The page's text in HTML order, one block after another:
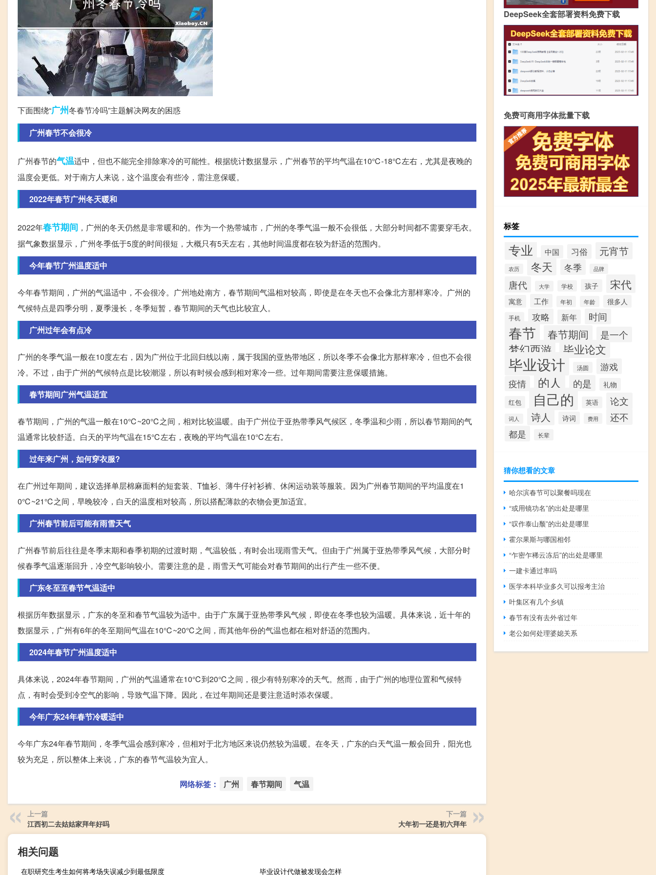
下面围绕“广州冬春节冷吗”主题解决网友的困惑
广州春节不会很冷
广州春节的气温适中，但也不能完全排除寒冷的可能性。根据统计数据显示，广州春节的平均气温在10℃-18℃左右，尤其是夜晚的
温度会更低。对于南方人来说，这个温度会有些冷，需注意保暖。
2022年春节广州冬天暖和
2022年春节期间 ，广州的冬天仍然是非常暖和的。作为一个热带城市，广州的冬季气温一般不会很低，大部分时间都不需要穿毛衣。
据气象数据显示，广州冬季低于5度的时间很短，大概只有5天左右，其他时间温度都在较为舒适的范围内。
今年春节广州温度适中
今年春节期间，广州的气温适中，不会很冷。广州地处南方，春节期间气温相对较高，即使是在冬天也不会像北方那样寒冷。广州的
气候特点是四季分明，夏季漫长，冬季短暂，春节期间的天气也比较宜人。
广州过年会有点冷
广州的冬季气温一般在10度左右，因为广州位于北回归线以南，属于我国的亚热带地区，所以冬季不会像北方那样寒冷，但也不会很
冷。不过，由于广州的气候特点是比较潮湿，所以有时候会感到相对寒冷一些。过年期间需要注意保暖措施。
春节期间广州气温适宜
春节期间，广州的气温一般在10℃~20℃之间，相对比较温暖。由于广州位于亚热带季风气候区，冬季温和少雨，所以春节期间的气
温通常比较舒适。白天的平均气温在15℃左右，夜晚的平均气温在10℃左右。
过年来广州，如何穿衣服?
在广州过年期间，建议选择单层棉麻面料的短套装、T恤衫、薄牛仔衬衫裤、休闲运动装等服装。因为广州春节期间的平均温度在1
0℃~21℃之间，早晚较冷，白天的温度相对较高，所以搭配薄款的衣物会更加适宜。
广州春节前后可能有雨雪天气
广州春节前后往往是冬季末期和春季初期的过渡时期，气温较低，有时会出现雨雪天气。但由于广州属于亚热带季风气候，大部分时
候春季气温逐渐回升，冷空气影响较小。需要注意的是，雨雪天气可能会对春节期间的出行产生一些不便。
广东冬至至春节气温适中
根据历年数据显示，广东的冬至和春节气温较为适中。由于广东属于亚热带季风气候，即使在冬季也较为温暖。具体来说，近十年的
数据显示，广州有6年的冬至期间气温在10℃~20℃之间，而其他年份的气温也都在相对舒适的范围内。
2024年春节广州温度适中
具体来说，2024年春节期间，广州的气温通常在10℃到20℃之间，很少有特别寒冷的天气。然而，由于广州的地理位置和气候特
点，有时会受到冷空气的影响，导致气温下降。因此，在过年期间还是要注意适时添衣保暖。
今年广东24年春节冷暖适中
今年广东24年春节期间，冬季气温会感到寒冷，但相对于北方地区来说仍然较为温暖。在冬天，广东的白天气温一般会回升，阳光也
较为充足，所以整体上来说，广东的春节气温较为宜人。
网络标签： 广州 春节期间 气温
上一篇
江西初二去姑姑家拜年好吗
下一篇
大年初一还是初六拜年
相关问题
在职研究生考生如何将考场失误减少到最低限度 毕业设计代做被发现会怎样
DeepSeek全套部署资料免费下载
免费可商用字体批量下载
标签
专业 中国 习俗 元宵节
农历 冬天 冬季 品牌
唐代 大学 学校 孩子 宋代
寓意 工作 年初 年龄 很多人
手机 攻略 新年 时间
春节 春节期间 是一个
梦幻西游 毕业论文
毕业设计 汤圆 游戏
疫情 的人 的是 礼物
红包 自己的 英语 论文
词人 诗人 诗词 费用 还不
都是 长辈
猜你想看的文章
哈尔滨春节可以聚餐吗现在
“或用镜功名”的出处是哪里
“叹作泰山颓”的出处是哪里
霍尔果斯与哪国相邻
“乍密乍稀云冻后”的出处是哪里
一建卡通过率吗
医学本科毕业多久可以报考主治
叶集区有几个乡镇
春节有没有去外省过年
老公如何处理婆媳关系